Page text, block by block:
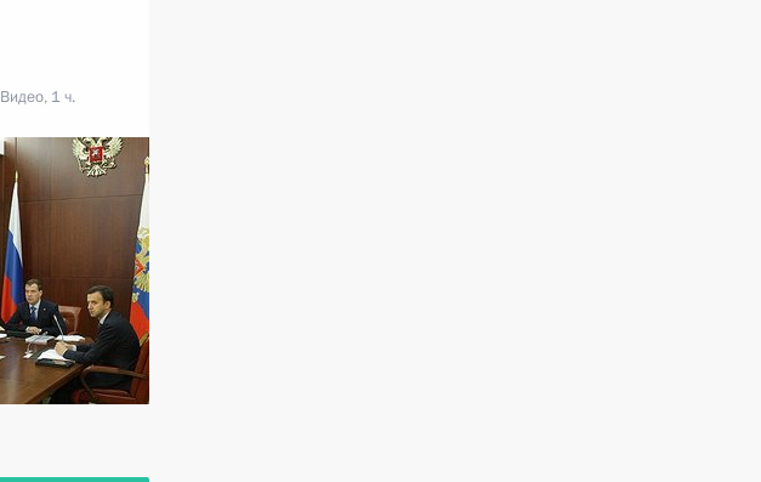
Видео, 1 ч.